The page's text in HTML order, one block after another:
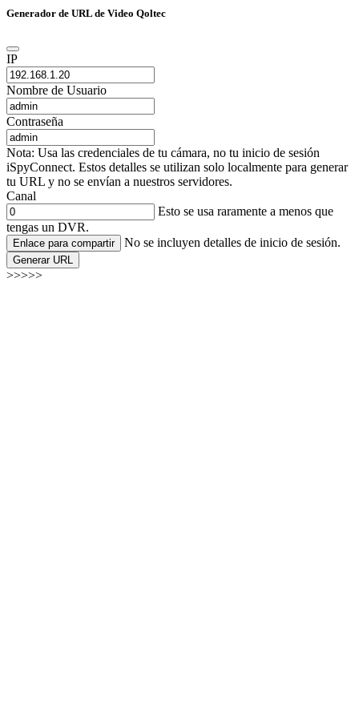
Generador de URL de Video Qoltec
IP
Nombre de Usuario
Contraseña
Nota: Usa las credenciales de tu cámara, no tu inicio de sesión
iSpyConnect. Estos detalles se utilizan solo localmente para generar
tu URL y no se envían a nuestros servidores.
Canal
Esto se usa raramente a menos que
tengas un DVR.
Enlace para compartir No se incluyen detalles de inicio de sesión.
Generar URL
>>>>>